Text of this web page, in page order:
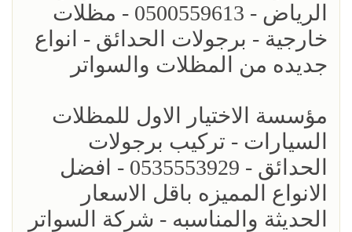
الرياض - 0500559613 - مظلات
خارجية - برجولات الحدائق - انواع
جديده من المظلات والسواتر
مؤسسة الاختيار الاول للمظلات
السيارات - تركيب برجولات
الحدائق - 0535553929 - افضل
الانواع المميزه باقل الاسعار
الحديثة والمناسبه - شركة السواتر